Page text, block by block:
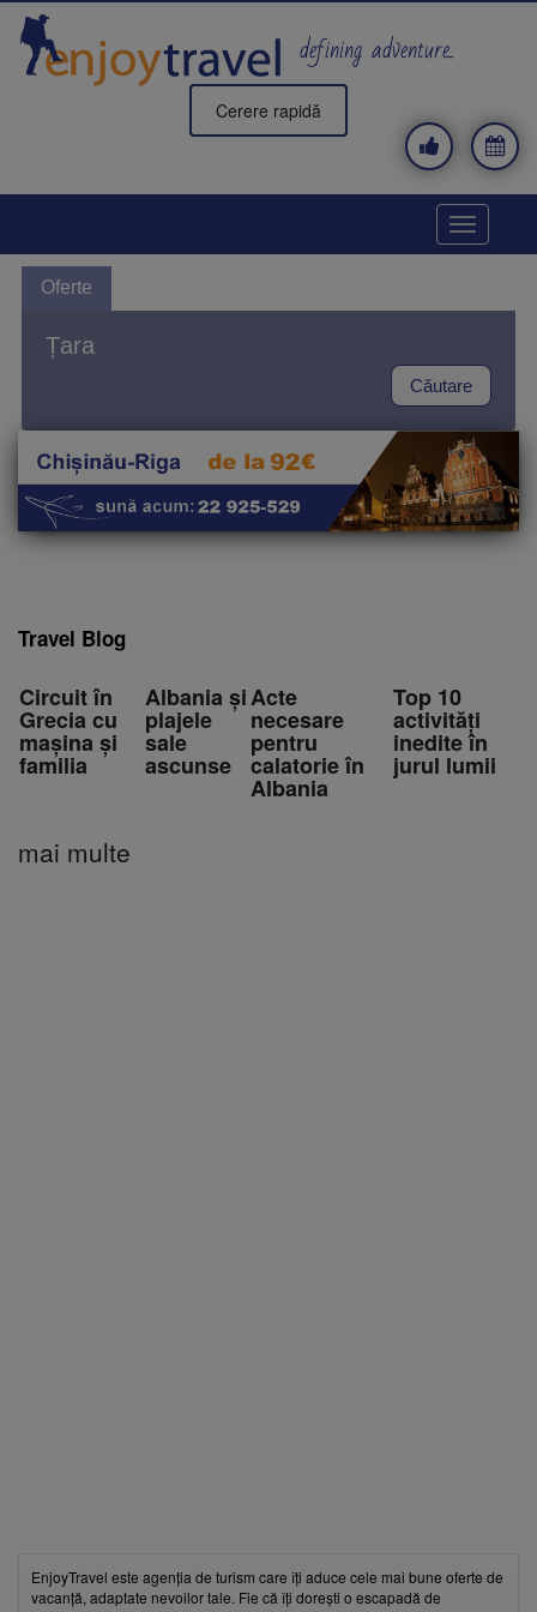
Mergi
conţinutul
principal
defining adventure..
Cerere rapidă
Toggle
Oferte
Țara
Căutare
Travel Blog
Circuit în
Grecia cu
mașina și
familia
Albania și
plajele
sale
ascunse
Acte
necesare
pentru
calatorie în
Albania
Top 10
activități
inedite în
jurul lumii
mai multe
EnjoyTravel este agenția de turism care îți aduce cele mai bune oferte de
vacanță, adaptate nevoilor tale. Fie că îți dorești o escapadă de